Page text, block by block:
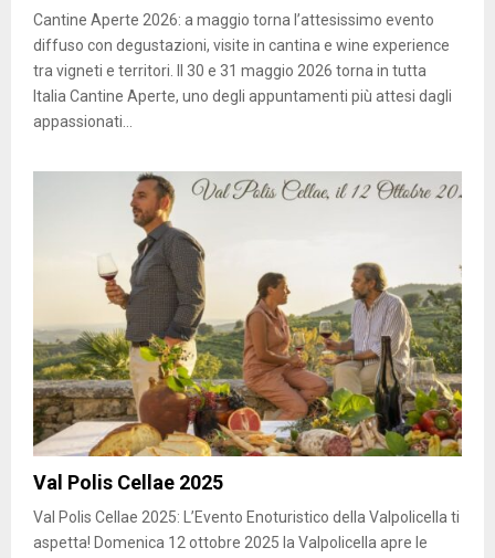
Cantine Aperte 2026: a maggio torna l’attesissimo evento
diffuso con degustazioni, visite in cantina e wine experience
tra vigneti e territori. Il 30 e 31 maggio 2026 torna in tutta
Italia Cantine Aperte, uno degli appuntamenti più attesi dagli
appassionati...
Val Polis Cellae 2025
Val Polis Cellae 2025: L’Evento Enoturistico della Valpolicella ti
aspetta! Domenica 12 ottobre 2025 la Valpolicella apre le